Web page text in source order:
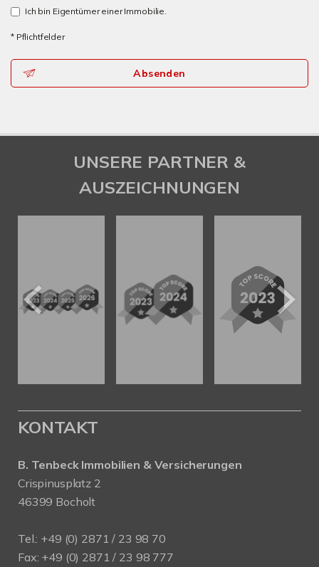
Ich bin Eigentümer einer Immobilie.
* Pflichtfelder
Absenden
UNSERE PARTNER &
AUSZEICHNUNGEN
KONTAKT
B. Tenbeck Immobilien & Versicherungen
Crispinusplatz 2
46399 Bocholt
Tel.: +49 (0) 2871 / 23 98 70
Fax: +49 (0) 2871 / 23 98 777